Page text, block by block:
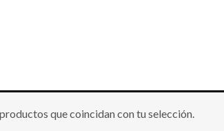
que coincidan con tu selección.